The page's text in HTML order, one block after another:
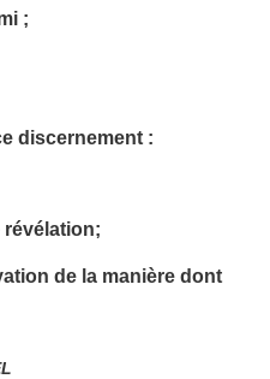
;
discernement :
révélation;
de la manière dont